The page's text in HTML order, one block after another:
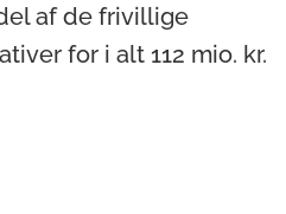
af de frivillige
for i alt 112 mio. kr.